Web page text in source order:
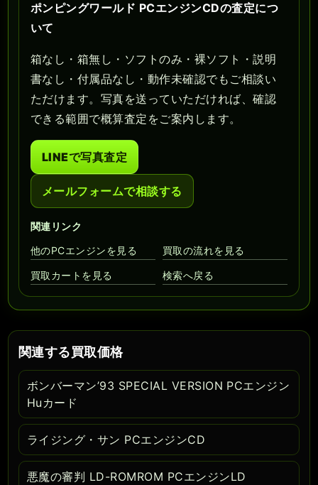
ポンピングワールド PCエンジンCDの査定につ
いて
箱なし・箱無し・ソフトのみ・裸ソフト・説明
書なし・付属品なし・動作未確認でもご相談い
ただけます。写真を送っていただければ、確認
できる範囲で概算査定をご案内します。
LINEで写真査定
メールフォームで相談する
関連リンク
他のPCエンジンを見る
買取の流れを見る
買取カートを見る 検索へ戻る
関連する買取価格
ボンバーマン’93 SPECIAL VERSION PCエンジン
Huカード
ライジング・サン PCエンジンCD
悪魔の審判 LD-ROMROM PCエンジンLD